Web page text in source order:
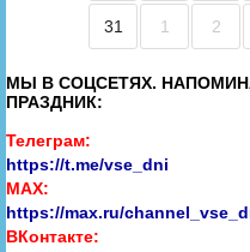
31 1 2
МЫ В СОЦСЕТЯХ.
ПРАЗДНИК:
Телеграм:
https://t.me/vse_dni
MAX:
https://max.ru/
ВКонтакте: